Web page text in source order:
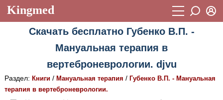
Kingmed
Учебный материал
Видеогалерея 899
Истории болезней 1268
Скачать бесплатно Губенко В.П. -
Мануальная терапия в
вертеброневрологии. djvu
Раздел: Книги/ Мануальная терапия / Губенко В.П. - Мануальная
терапия в вертеброневрологии.